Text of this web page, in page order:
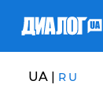
UA | RU